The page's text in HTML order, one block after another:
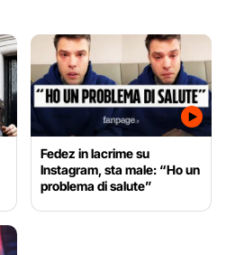
Fedez in lacrime su
Instagram, sta male: “Ho un
problema di salute”